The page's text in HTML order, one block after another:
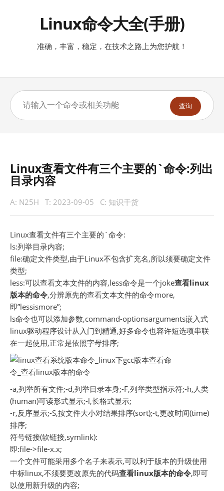
Linux命令大全(手册)
准确，丰富，稳定，在技术之路上为您护航！
查询
Linux查看文件有三个主要的`命令:列出
目录内容
A: N25H T: 2023-09-05 C: 知识干货
Linux查看文件有三个主要的`命令:
ls:列举目录内容;
file:确定文件类型,由于Linux不包含扩充名,所以须要确定文件
类型;
less:可以查看文本文件的内容,less命令是一个joke查看linux
版本的命令,分辨原先的查看文本文件的命令more,
即”lessismore”;
ls命令也可以添加参数,command-optionsarguments嵌入式
linux驱动程序设计从入门到精通,好多命令也容许短选项串联
在一起使用,正常是依照字母排序;
-a,列举所有文件;-d,列举目录本身;-F,列举类型指示符;-h,人类
(human)可读形式显示;-l,长格式显示;
-r,反序显示;-S,按文件大小对结果排序(sort);-t,更改时间(time)
排序;
符号链接(软链接,symlink):
即:file->file-x.x;
一个文件可能采用多个名子来表示,可以利于版本的升级使用
中标linux,不须要更改原先的代码查看linux版本的命令,即可
以使用新升级的内容;